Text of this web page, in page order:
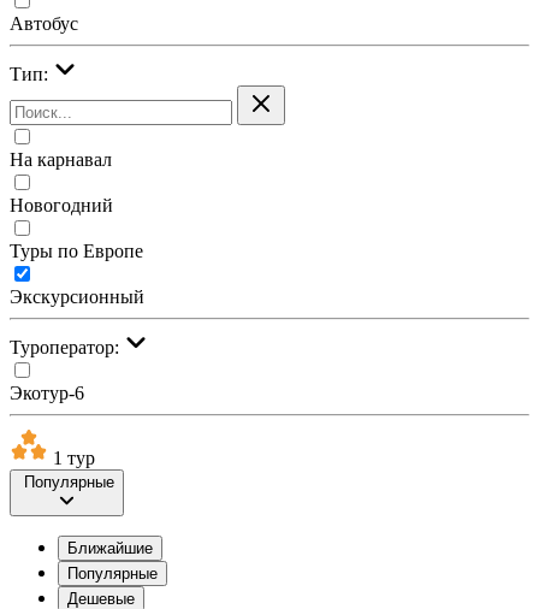
Автобус
Тип:
На карнавал
Новогодний
Туры по Европе
Экскурсионный
Туроператор:
Экотур-6
1 тур
Популярные
Ближайшие
Популярные
Дешевые